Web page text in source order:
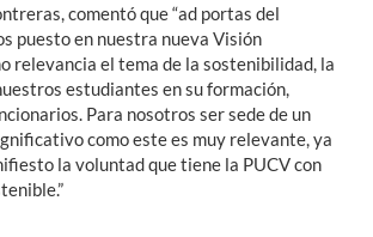
comentó que “ad portas del
puesto en nuestra nueva Visión
relevancia el tema de la sostenibilidad, la
estudiantes en su formación,
Para nosotros ser sede de un
como este es muy relevante, ya
la voluntad que tiene la PUCV con